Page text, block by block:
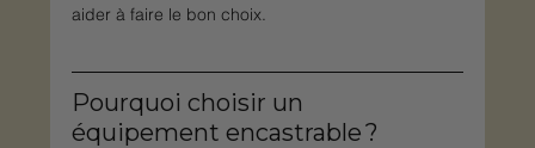
aider à faire le bon choix.
Pourquoi choisir un
équipement encastrable ?